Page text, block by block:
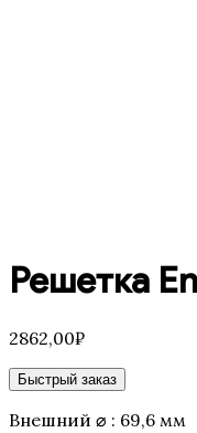
Решетка
2862,00₽
Быстрый заказ
Внешний ⌀ : 69,6 мм